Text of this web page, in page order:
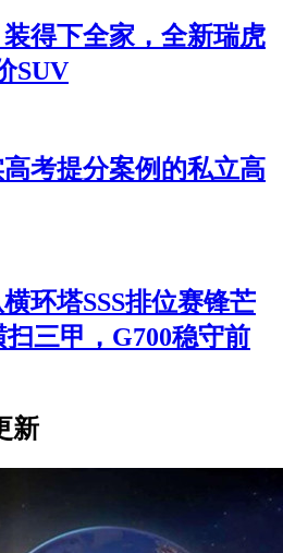
得下全家，全新瑞虎
SUV
考提分案例的私立高
环塔SSS排位赛锋芒
三甲，G700稳守前
新